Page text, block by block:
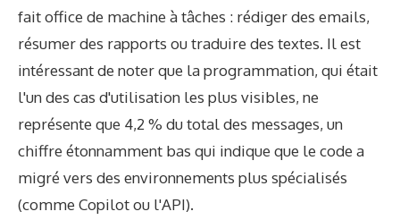
fait office de machine à tâches : rédiger des emails,
résumer des rapports ou traduire des textes. Il est
intéressant de noter que la programmation, qui était
l'un des cas d'utilisation les plus visibles, ne
représente que 4,2 % du total des messages, un
chiffre étonnamment bas qui indique que le code a
migré vers des environnements plus spécialisés
(comme Copilot ou l'API).